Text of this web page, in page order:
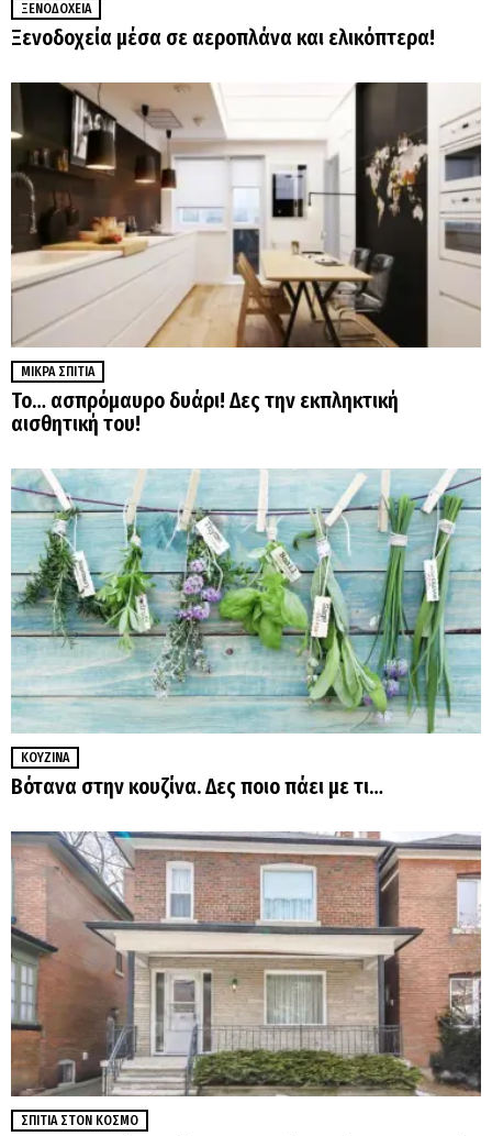
ΞΕΝΟΔΟΧΕΊΑ
Ξενοδοχεία μέσα σε αεροπλάνα και ελικόπτερα!
ΜΙΚΡΆ ΣΠΊΤΙΑ
Το… ασπρόμαυρο δυάρι! Δες την εκπληκτική
αισθητική του!
ΚΟΥΖΊΝΑ
Βότανα στην κουζίνα. Δες ποιο πάει με τι…
ΣΠΊΤΙΑ ΣΤΟΝ ΚΌΣΜΟ